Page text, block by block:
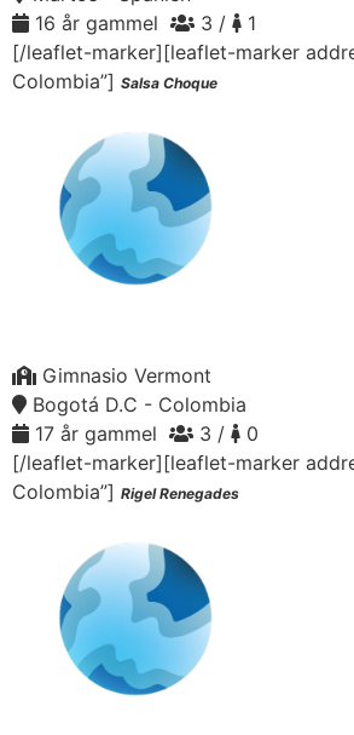
16 år gammel
3 /
1
[/leaflet-marker][leaflet-marker
Colombia”] Salsa Choque
Gimnasio Vermont
Bogotá D.C - Colombia
17 år gammel
3 /
0
[/leaflet-marker][leaflet-marker
Colombia”] Rigel Renegades